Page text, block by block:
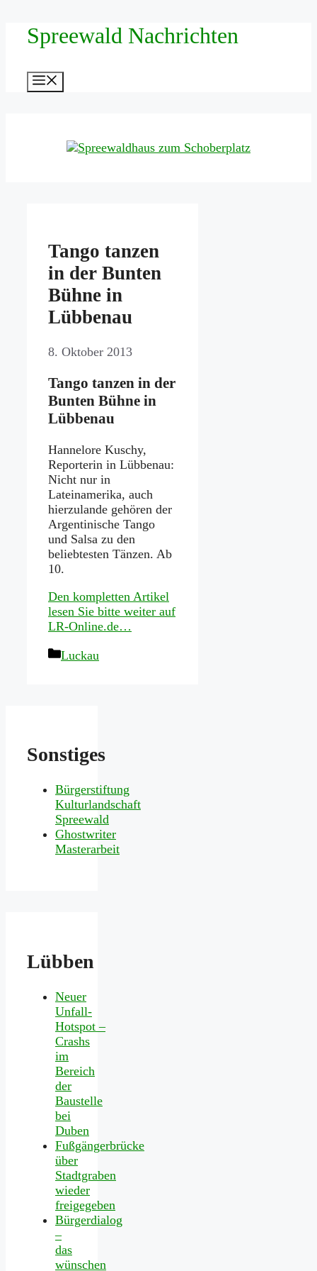
Zum
InhaltSpreewald Nachrichten
Tango tanzen
in der Bunten
Bühne in
Lübbenau
8. Oktober 2013
Tango tanzen in der
Bunten Bühne in
Lübbenau
Hannelore Kuschy,
Reporterin in Lübbenau:
Nicht nur in
Lateinamerika, auch
hierzulande gehören der
Argentinische Tango
und Salsa zu den
beliebtesten Tänzen. Ab
10.
Den kompletten Artikel
lesen Sie bitte weiter auf
LR-Online.de…
Kategorien
Luckau
Sonstiges
Bürgerstiftung
Kulturlandschaft
Spreewald
Ghostwriter
Masterarbeit
Lübben
Neuer
Unfall-
Hotspot –
Crashs
im
Bereich
der
Baustelle
bei
Duben
Fußgängerbrücke
über
Stadtgraben
wieder
freigegeben
Bürgerdialog
–
das
wünschen